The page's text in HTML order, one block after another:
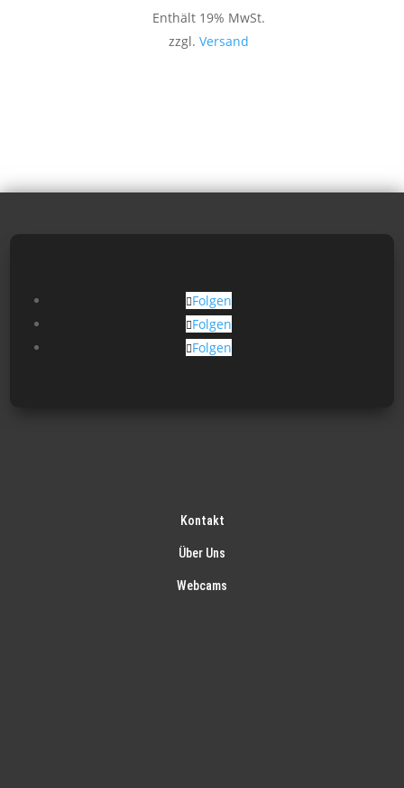
Enthält 19% MwSt.
zzgl. Versand
Folgen
Folgen
Folgen
Kontakt
Über Uns
Webcams